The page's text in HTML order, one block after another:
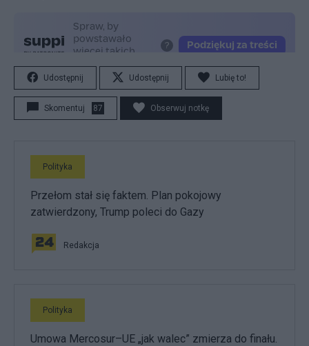
Udostępnij Udostępnij Lubię to!
Skomentuj 87 Obserwuj notkę
Polityka
Przełom stał się faktem. Plan pokojowy
zatwierdzony, Trump poleci do Gazy
Redakcja
Polityka
Umowa Mercosur–UE „jak walec” zmierza do finału.